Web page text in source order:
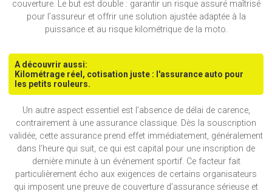
couverture. Le but est double : garantir un risque assuré maîtrisé
pour l’assureur et offrir une solution ajustée adaptée à la
puissance et au risque kilométrique de la moto.
A découvrir aussi:
Kilométrage réel, cotisation juste : l'assurance auto pour
les petits rouleurs.
Un autre aspect essentiel est l’absence de délai de carence,
contrairement à une assurance classique. Dès la souscription
validée, cette assurance prend effet immédiatement, généralement
dans l’heure qui suit, ce qui est capital pour une inscription de
dernière minute à un événement sportif. Ce facteur fait
particulièrement écho aux exigences de certains organisateurs
qui imposent une preuve de couverture d’assurance sérieuse et